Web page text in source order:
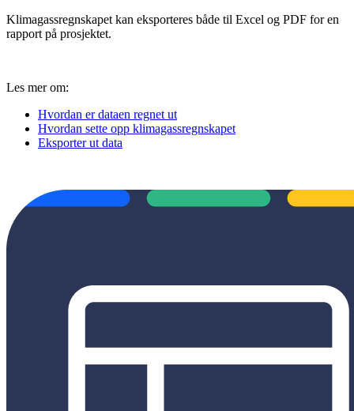
Klimagassregnskapet kan eksporteres både til Excel og PDF for en
rapport på prosjektet.
Les mer om:
Hvordan er dataen regnet ut
Hvordan sette opp klimagassregnskapet
Eksporter ut data